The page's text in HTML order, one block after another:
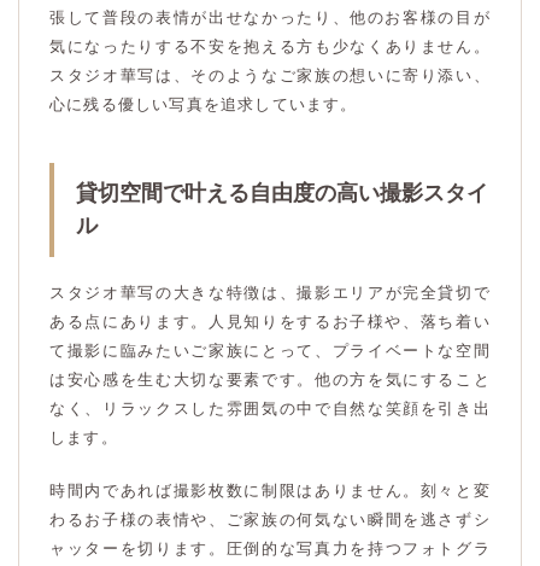
張して普段の表情が出せなかったり、他のお客様の目が
気になったりする不安を抱える方も少なくありません。
スタジオ華写は、そのようなご家族の想いに寄り添い、
心に残る優しい写真を追求しています。
貸切空間で叶える自由度の高い撮影スタイ
ル
スタジオ華写の大きな特徴は、撮影エリアが完全貸切で
ある点にあります。人見知りをするお子様や、落ち着い
て撮影に臨みたいご家族にとって、プライベートな空間
は安心感を生む大切な要素です。他の方を気にすること
なく、リラックスした雰囲気の中で自然な笑顔を引き出
します。
時間内であれば撮影枚数に制限はありません。刻々と変
わるお子様の表情や、ご家族の何気ない瞬間を逃さずシ
ャッターを切ります。圧倒的な写真力を持つフォトグラ